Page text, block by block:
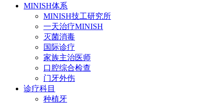
MINISH体系
MINISH技工研究所
一天治疗MINISH
灭菌消毒
国际诊疗
家族主治医师
口腔综合检查
门牙外伤
诊疗科目
种植牙